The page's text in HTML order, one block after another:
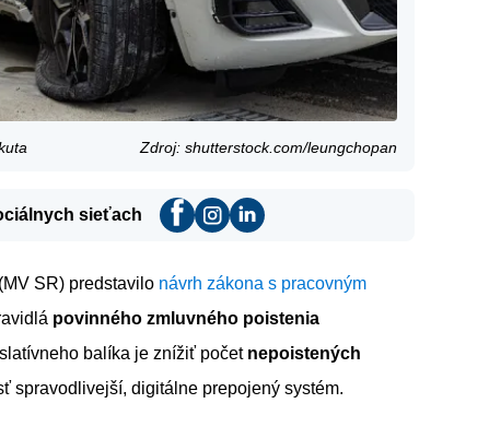
Zdroj: shutterstock.com/leungchopan
sieťach
SR) predstavilo návrh zákona s pracovným
povinného zmluvného poistenia
balíka je znížiť počet nepoistených
spravodlivejší, digitálne prepojený systém.